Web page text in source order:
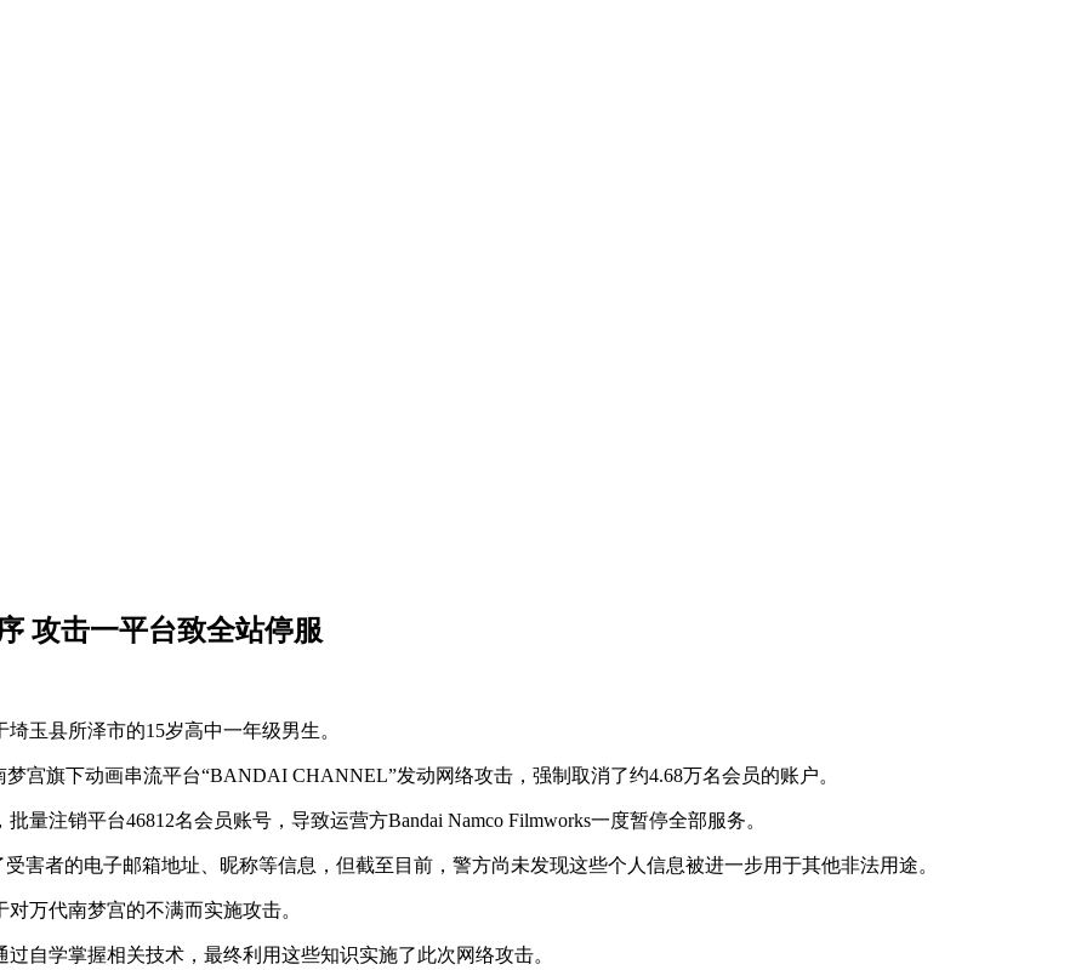
攻击一平台致全站停服
玉县所泽市的15岁高中一年级男生。
宫旗下动画串流平台“BANDAI CHANNEL”发动网络攻击，强制取消了约4.68万名会员的账户。
量注销平台46812名会员账号，导致运营方Bandai Namco Filmworks一度暂停全部服务。
害者的电子邮箱地址、昵称等信息，但截至目前，警方尚未发现这些个人信息被进一步用于其他非法用途。
万代南梦宫的不满而实施攻击。
自学掌握相关技术，最终利用这些知识实施了此次网络攻击。